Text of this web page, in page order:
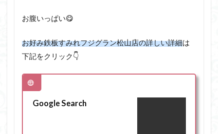
お腹いっぱい😋
お好み鉄板すみれフジグラン松山店の詳しい詳細は
下記をクリック👇
Google Search